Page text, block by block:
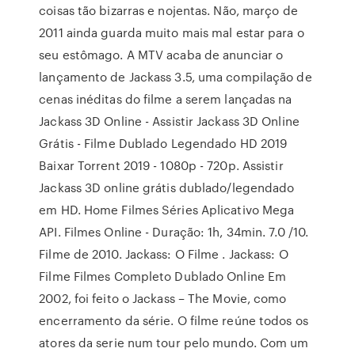
coisas tão bizarras e nojentas. Não, março de
2011 ainda guarda muito mais mal estar para o
seu estômago. A MTV acaba de anunciar o
lançamento de Jackass 3.5, uma compilação de
cenas inéditas do filme a serem lançadas na
Jackass 3D Online - Assistir Jackass 3D Online
Grátis - Filme Dublado Legendado HD 2019
Baixar Torrent 2019 - 1080p - 720p. Assistir
Jackass 3D online grátis dublado/legendado
em HD. Home Filmes Séries Aplicativo Mega
API. Filmes Online - Duração: 1h, 34min. 7.0 /10.
Filme de 2010. Jackass: O Filme . Jackass: O
Filme Filmes Completo Dublado Online Em
2002, foi feito o Jackass – The Movie, como
encerramento da série. O filme reúne todos os
atores da serie num tour pelo mundo. Com um